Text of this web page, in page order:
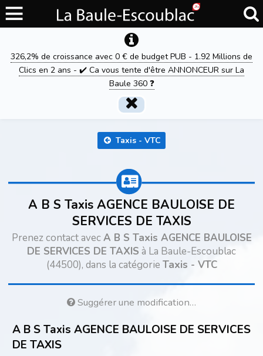
326,2% de croissance avec 0 € de budget PUB - 1.92 Millions de
Clics en 2 ans - ✔️ Ca vous tente d'être ANNONCEUR sur La
Baule 360 ❓
Taxis - VTC
A B S Taxis AGENCE BAULOISE DE
SERVICES DE TAXIS
Prenez contact avecA B S Taxis AGENCE BAULOISE
DE SERVICES DE TAXIS à La Baule-Escoublac
(44500), dans la catégorie Taxis - VTC
Suggérer une modification…
A B S Taxis AGENCE BAULOISE DE SERVICES
DE TAXIS